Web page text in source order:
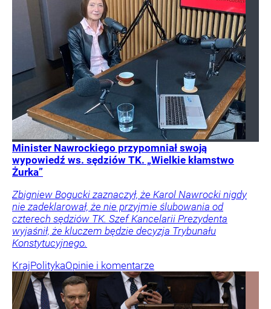
Minister Nawrockiego przypomniał swoją
wypowiedź ws. sędziów TK. „Wielkie kłamstwo
Żurka”
Zbigniew Bogucki zaznaczył, że Karol Nawrocki nigdy
nie zadeklarował, że nie przyjmie ślubowania od
czterech sędziów TK. Szef Kancelarii Prezydenta
wyjaśnił, że kluczem będzie decyzja Trybunału
Konstytucyjnego.
KrajPolitykaOpinie i komentarze